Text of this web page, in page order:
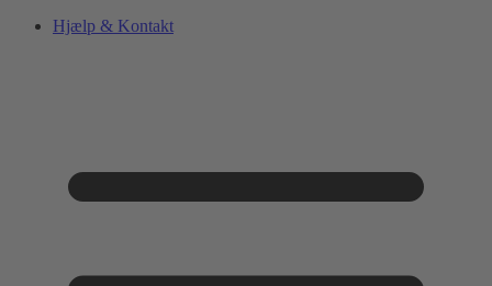
Hjælp & Kontakt